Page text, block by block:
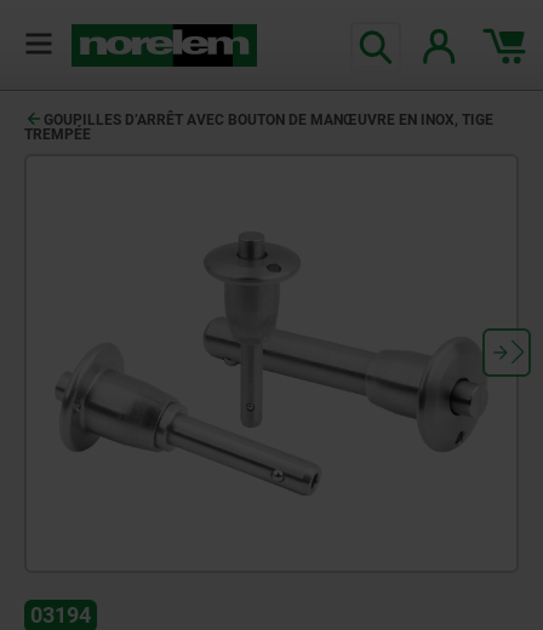
GOUPILLES D’ARRÊT AVEC BOUTON DE MANŒUVRE EN INOX, TIGE
TREMPÉE
03194